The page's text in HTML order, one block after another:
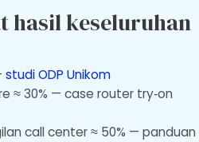
hasil keseluruhan
studi ODP Unikom
≈ 30% — case router try‑on
call center ≈ 50% — panduan